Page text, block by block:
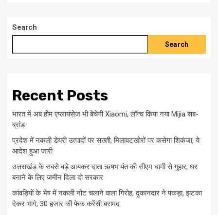
Search
Search
Recent Posts
भारत में अब होम एप्लायंसेज भी बेचेगी Xiaomi, लॉन्च किया नया Mijia सब-
ब्रांड
प्रदेश में नकली डेयरी उत्पादों पर सख्ती, मिलावटखोरों पर कसेगा शिकंजा, ये
आदेश हुआ जारी
उत्तराखंड के सबसे बड़े आयकर दाता ऋषभ पंत की सीएम धामी से गुहार, घर
बनाने के लिए जमीन दिला दो सरकार
कांवड़ियों के भेष में नकली नोट चलाने वाला गिरोह, दुकानदार ने पकड़ा, झटका
देकर भागे, 30 हजार की फेक करेंसी बरामद